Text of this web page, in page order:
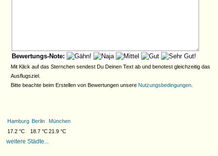
Bewertungs-Note:
Mit Klick auf das Sternchen sendest Du Deinen Text ab und benotest gleichzeitig das
Ausflugsziel.
Bitte beachte beim Erstellen von Bewertungen unsereNutzungsbedingungen
Hamburg Berlin
München
17.2 °C
18.7 °C 21.9 °C
weitere Städte...